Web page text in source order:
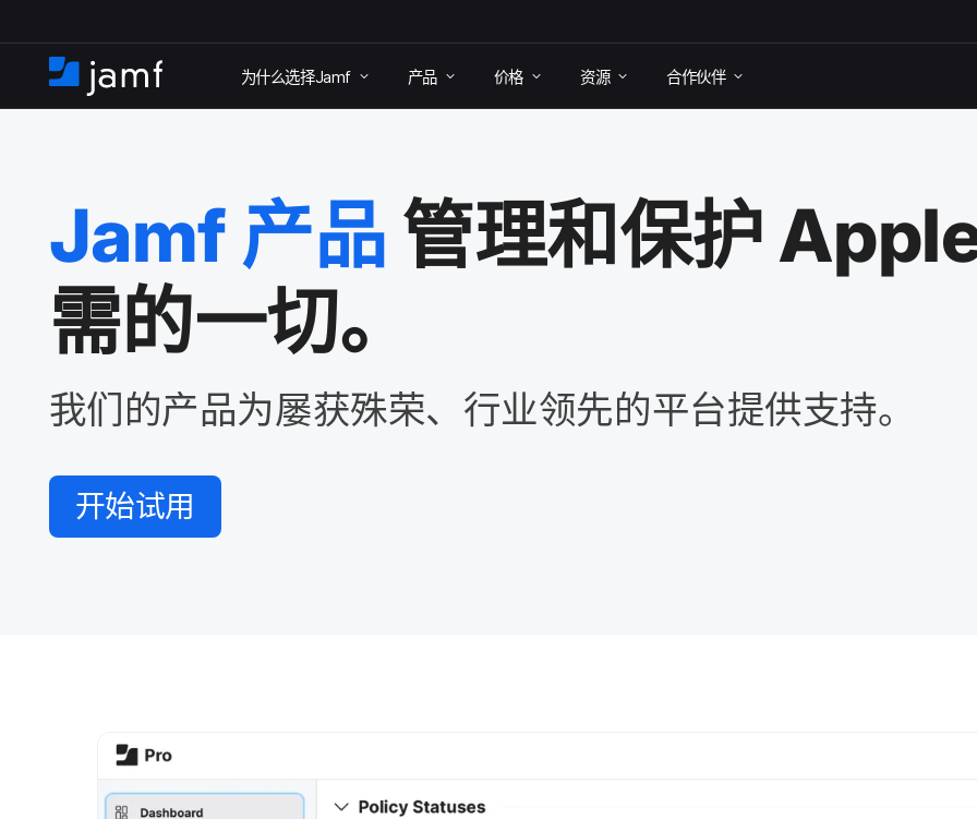
​
至
首
​
为什么​选择Jamf 产品 价格 资源 合作​伙伴
Jamf 产品 管理​和​保护
需​的​一切。
我们​的​产品​为​屡​获​殊荣、​行业​领先​的​平台​提供​支持。
开始​试用